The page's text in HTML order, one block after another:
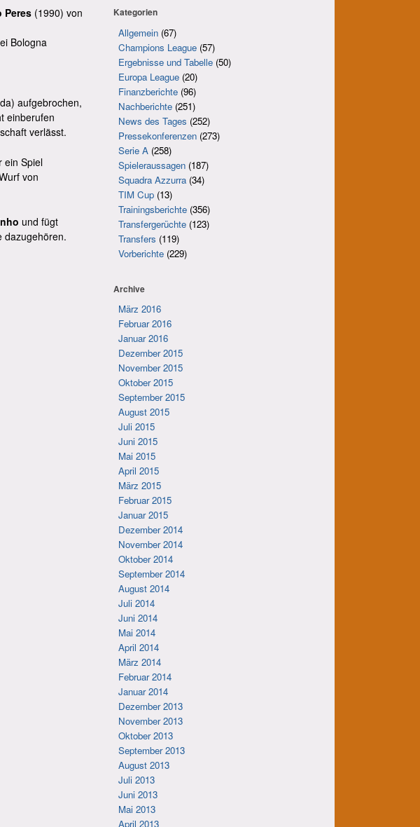
Peres (1990) von
Bologna
aufgebrochen,
einberufen
verlässt.
ein Spiel
von
und fügt
dazugehören.
Kategorien
Allgemein (67)
Champions League (57)
Ergebnisse und Tabelle (50)
Europa League (20)
Finanzberichte (96)
Nachberichte (251)
News des Tages (252)
Pressekonferenzen (273)
Serie A (258)
Spieleraussagen (187)
Squadra Azzurra (34)
TIM Cup (13)
Trainingsberichte (356)
Transfergerüchte (123)
Transfers (119)
Vorberichte (229)
Archive
März 2016
Februar 2016
Januar 2016
Dezember 2015
November 2015
Oktober 2015
September 2015
August 2015
Juli 2015
Juni 2015
Mai 2015
April 2015
März 2015
Februar 2015
Januar 2015
Dezember 2014
November 2014
Oktober 2014
September 2014
August 2014
Juli 2014
Juni 2014
Mai 2014
April 2014
März 2014
Februar 2014
Januar 2014
Dezember 2013
November 2013
Oktober 2013
September 2013
August 2013
Juli 2013
Juni 2013
Mai 2013
April 2013